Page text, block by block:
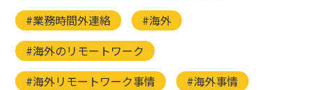
#業務時間外連絡
#海外
#海外のリモートワーク
#海外リモートワーク事情
#海外事情